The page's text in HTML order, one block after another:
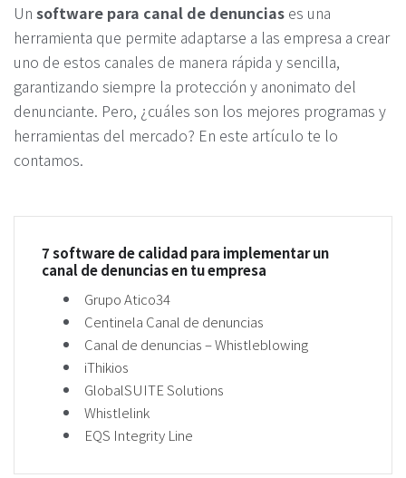
Un software para canal de denuncias es una
herramienta que permite adaptarse a las empresa a crear
uno de estos canales de manera rápida y sencilla,
garantizando siempre la protección y anonimato del
denunciante. Pero, ¿cuáles son los mejores programas y
herramientas del mercado? En este artículo te lo
contamos.
7 software de calidad para implementar un
canal de denuncias en tu empresa
Grupo Atico34
Centinela Canal de denuncias
Canal de denuncias – Whistleblowing
iThikios
GlobalSUITE Solutions
Whistlelink
EQS Integrity Line